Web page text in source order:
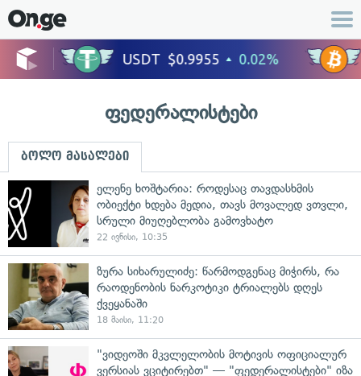
ფედერალისტები
ბოლო მასალები
ელენე ხოშტარია: როდესაც თავდასხმის
ობიექტი ხდება მედია, თავს მოვალედ ვთვლი,
სრული მიუღებლობა გამოვხატო
22 ივნისი, 10:35
ზურა სიხარულიძე: წარმოდგენაც მიჭირს, რა
რაოდენობის ნარკოტიკი ტრიალებს დღეს
ქვეყანაში
18 მაისი, 11:20
"ვიდეოში მკვლელობის მოტივის ოფიციალურ
ვერსიას ვციტირებთ" — "ფედერალისტები" იზა